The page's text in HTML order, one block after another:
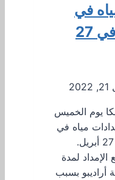
في
Aradippou في 27
يوم الخميس
مياه في
أراديبو يوم الأربعاء ، 27 أبريل.
لمدة
أراديبو بسبب